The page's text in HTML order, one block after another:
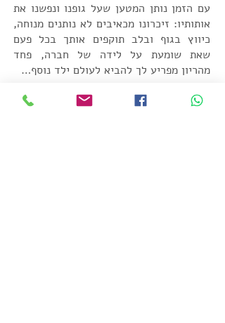
עם הזמן נותן המטען שעל גופנו ונפשנו את
אותותיו: זיכרונו מכאיבים לא נותנים מנוחה,
כיווץ בגוף ובלב תוקפים אותך בכל פעם
שאת שומעת על לידה של חברה, פחד
מהריון מפריע לך להביא לעולם ילד נוסף…
מוזמנת לבוא לפגישה או שתיים. ביחד